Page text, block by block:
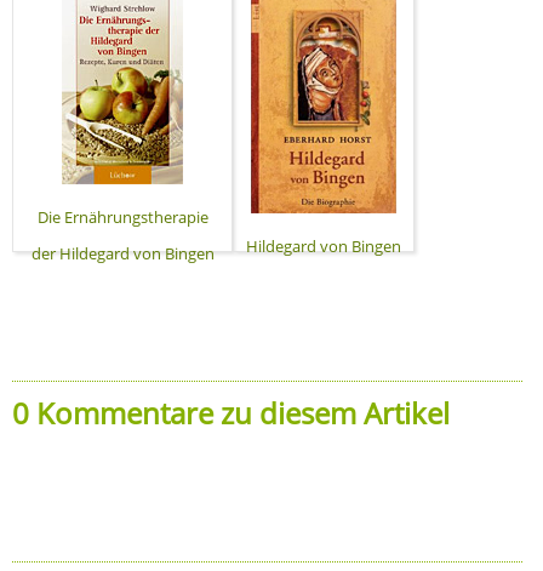
Die Ernährungstherapie
der Hildegard von Bingen
Hildegard von Bingen
0 Kommentare zu diesem Artikel